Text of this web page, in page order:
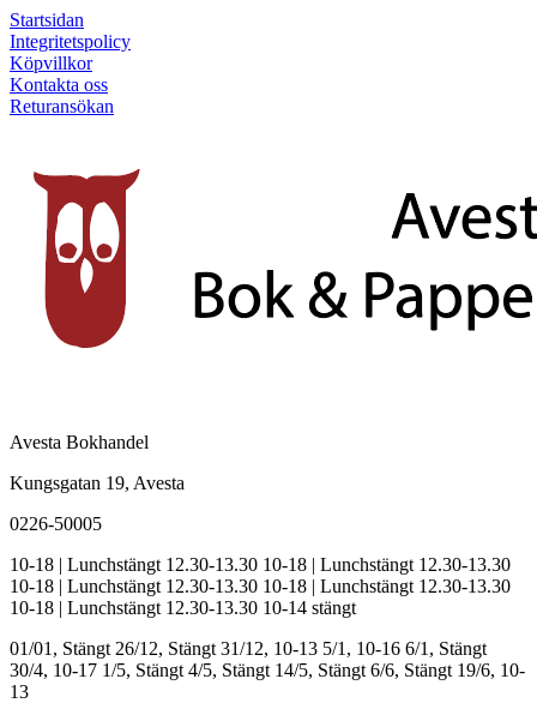
Startsidan
Integritetspolicy
Köpvillkor
Kontakta oss
Returansökan
Avesta Bokhandel
Kungsgatan 19, Avesta
0226-50005
10-18 | Lunchstängt 12.30-13.30 10-18 | Lunchstängt 12.30-13.30
10-18 | Lunchstängt 12.30-13.30 10-18 | Lunchstängt 12.30-13.30
10-18 | Lunchstängt 12.30-13.30 10-14 stängt
01/01, Stängt 26/12, Stängt 31/12, 10-13 5/1, 10-16 6/1, Stängt
30/4, 10-17 1/5, Stängt 4/5, Stängt 14/5, Stängt 6/6, Stängt 19/6, 10-
13